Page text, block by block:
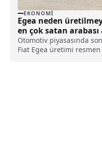
EKONOMI
Egea neden
en çok satan arabası
Otomotiv piyasasında
Fiat Egea üretimi